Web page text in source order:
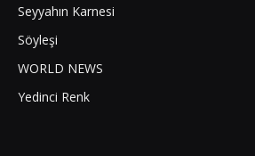
Seyyahın Karnesi
Söyleşi
WORLD NEWS
Yedinci Renk